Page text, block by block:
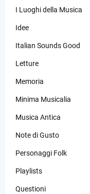
I Luoghi della Musica
Idee
Italian Sounds Good
Letture
Memoria
Minima Musicalia
Musica Antica
Note di Gusto
Personaggi Folk
Playlists
Questioni